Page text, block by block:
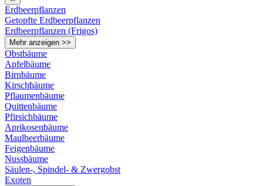
Erdbeerpflanzen
Getopfte Erdbeerpflanzen
Erdbeerpflanzen (Frigos)
Mehr anzeigen >>
Obstbäume
Apfelbäume
Birnbäume
Kirschbäume
Pflaumenbäume
Quittenbäume
Pfirsichbäume
Aprikosenbäume
Maulbeerbäume
Feigenbäume
Nussbäume
Säulen-, Spindel- & Zwergobst
Exoten